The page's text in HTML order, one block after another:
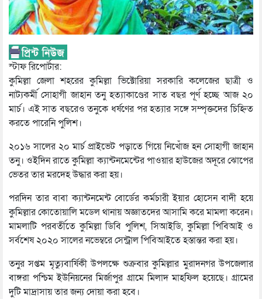
স্টাফ রিপোর্টার:
কুমিল্লা জেলা শহরের কুমিল্লা ভিক্টোরিয়া সরকারি কলেজের ছাত্রী ও
নাট্যকর্মী সোহাগী জাহান তনু হত্যাকাণ্ডের সাত বছর পূর্ণ হচ্ছে আজ ২০
মার্চ। এই সাত বছরেও তনুকে ধর্ষণের পর হত্যার সঙ্গে সম্পৃক্তদের চিহ্নিত
করতে পারেনি পুলিশ।
২০১৬ সালের ২০ মার্চ প্রাইভেট পড়াতে গিয়ে নিখোঁজ হন সোহাগী জাহান
তনু। ওইদিন রাতে কুমিল্লা ক্যান্টনমেন্টের পাওয়ার হাউজের অদূরে ঝোপের
ভেতর তার মরদেহ উদ্ধার করা হয়।
পরদিন তার বাবা ক্যান্টনমেন্ট বোর্ডের কর্মচারী ইয়ার হোসেন বাদী হয়ে
কুমিল্লার কোতোয়ালি মডেল থানায় অজ্ঞাতদের আসামি করে মামলা করেন।
মামলাটি পরবর্তীতে কুমিল্লা ডিবি পুলিশ, সিআইডি, কুমিল্লা পিবিআই ও
সর্বশেষ ২০২০ সালের নভেম্বরে সেন্ট্রাল পিবিআইতে হস্তান্তর করা হয়।
তনুর সপ্তম মৃত্যুবার্ষিকী উপলক্ষে শুক্রবার কুমিল্লার মুরাদনগর উপজেলার
বাঙ্গরা পশ্চিম ইউনিয়নের মির্জাপুর গ্রামে মিলাদ মাহফিল হয়েছে। গ্রামের
দুটি মাদ্রাসায় তার জন্য দোয়া করা হবে।